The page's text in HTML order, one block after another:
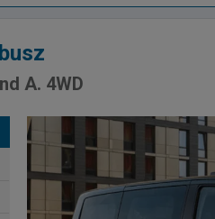
A. 4WD